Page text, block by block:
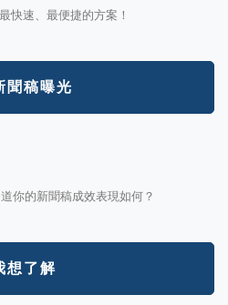
快速、最便捷的方案！
聞稿曝光
你的新聞稿成效表現如何？
想了解